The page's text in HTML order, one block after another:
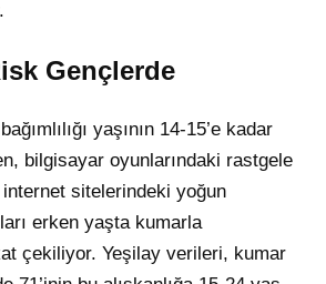
Gençlerde
yaşının 14-15’e kadar
bilgisayar oyunlarındaki rastgele
sitelerindeki yoğun
erken yaşta kumarla
çekiliyor. Yeşilay verileri, kumar